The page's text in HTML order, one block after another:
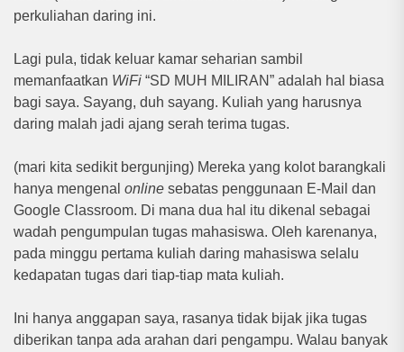
perkuliahan daring ini.
Lagi pula, tidak keluar kamar seharian sambil
memanfaatkan WiFi “SD MUH MILIRAN” adalah hal biasa
bagi saya. Sayang, duh sayang. Kuliah yang harusnya
daring malah jadi ajang serah terima tugas.
(mari kita sedikit bergunjing) Mereka yang kolot barangkali
hanya mengenal online sebatas penggunaan E-Mail dan
Google Classroom. Di mana dua hal itu dikenal sebagai
wadah pengumpulan tugas mahasiswa. Oleh karenanya,
pada minggu pertama kuliah daring mahasiswa selalu
kedapatan tugas dari tiap-tiap mata kuliah.
Ini hanya anggapan saya, rasanya tidak bijak jika tugas
diberikan tanpa ada arahan dari pengampu. Walau banyak